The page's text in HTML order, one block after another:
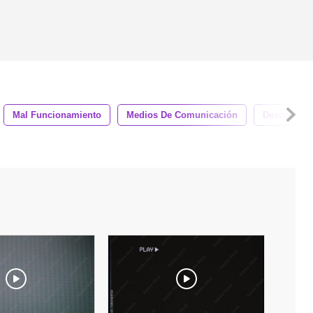
Mal Funcionamiento Medios De Comunicación